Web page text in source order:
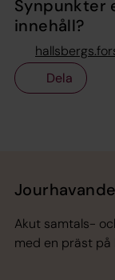
Synpunkter
innehåll?
Dela
Akut samtals-
med en präst på